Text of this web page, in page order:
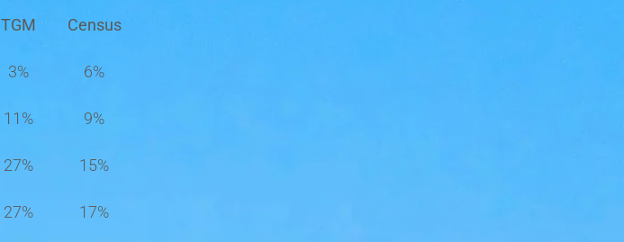
TGM Census
3% 6%
11% 9%
27% 15%
27% 17%